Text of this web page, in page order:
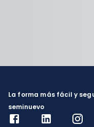
La forma más fácil y
seminuevo